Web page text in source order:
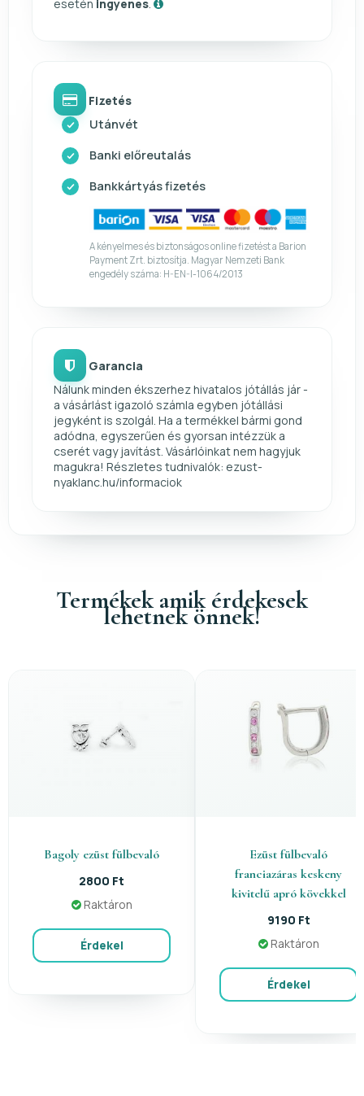
esetén ingyenes.
Fizetés
Utánvét
Banki előreutalás
Bankkártyás fizetés
A kényelmes és biztonságos online fizetést a Barion
Payment Zrt. biztosítja. Magyar Nemzeti Bank
engedély száma: H-EN-I-1064/2013
Garancia
Nálunk minden ékszerhez hivatalos jótállás jár -
a vásárlást igazoló számla egyben jótállási
jegyként is szolgál. Ha a termékkel bármi gond
adódna, egyszerűen és gyorsan intézzük a
cserét vagy javítást. Vásárlóinkat nem hagyjuk
magukra! Részletes tudnivalók: ezust-
nyaklanc.hu/informaciok
Termékek amik érdekesek
lehetnek önnek!
Bagoly ezüst fülbevaló
2800 Ft
Raktáron
Érdekel
Ezüst fülbevaló
franciazáras keskeny
kivitelű apró kövekkel
9190 Ft
Raktáron
Érdekel